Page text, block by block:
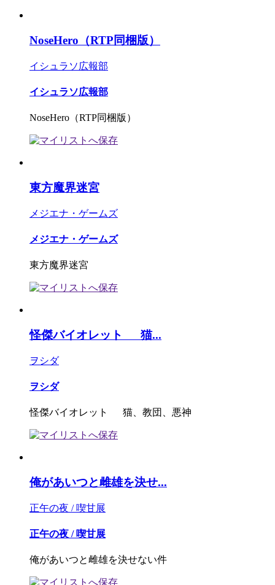
NoseHero（RTP同梱版）
イシュラソ広報部
イシュラソ広報部
NoseHero（RTP同梱版）
東方魔界迷宮
メジエナ・ゲームズ
メジエナ・ゲームズ
東方魔界迷宮
怪傑バイオレット 猫...
ヲシダ
ヲシダ
怪傑バイオレット 猫、教団、悪神
俺があいつと雌雄を決せ...
正午の夜 / 喫甘展
正午の夜 / 喫甘展
俺があいつと雌雄を決せない件